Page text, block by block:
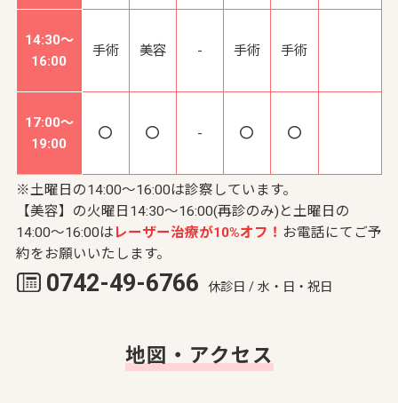
14:30～
16:00
手術 美容 - 手術 手術
17:00～
19:00
-
※土曜日の14:00～16:00は診察しています。
【美容】の火曜日14:30～16:00(再診のみ)と土曜日の
14:00～16:00は レーザー治療が10%オフ！ お電話にてご予
約をお願いいたします。
0742-49-6766 休診日 / 水・日・祝日
地図・アクセス